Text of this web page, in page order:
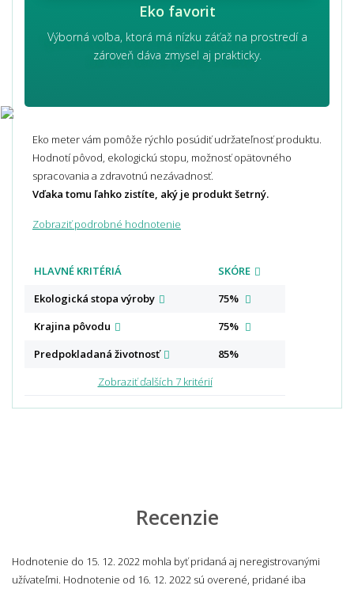
Eko favorit
Výborná voľba, ktorá má nízku záťaž na prostredí a
zároveň dáva zmysel aj prakticky.
Eko meter vám pomôže rýchlo posúdiť udržateľnosť produktu.
Hodnotí pôvod, ekologickú stopu, možnosť opätovného
spracovania a zdravotnú nezávadnosť.
Vďaka tomu ľahko zistíte, aký je produkt šetrný.
Zobraziť podrobné hodnotenie
HLAVNÉ KRITÉRIÁ
SKÓRE
Ekologická stopa výroby
75%
Krajina pôvodu
75%
Predpokladaná životnosť
85%
Zobraziť ďalších 7 kritérií
Recenzie
Hodnotenie do 15. 12. 2022 mohla byť pridaná aj neregistrovanými
užívateľmi. Hodnotenie od 16. 12. 2022 sú overené, pridané iba